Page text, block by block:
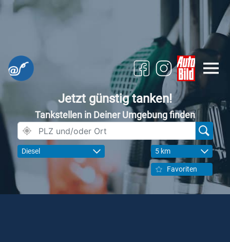
Jetzt günstig tanken!
Tankstellen in Deiner Umgebung finden
Diesel 5 km
Favoriten